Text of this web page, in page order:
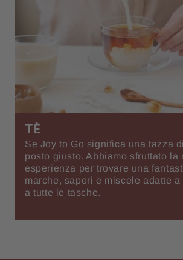
TÈ
Se Joy to Go significa una tazza
posto giusto. Abbiamo sfruttato la
esperienza per trovare una
marche, sapori e miscele adatte
a tutte le tasche.